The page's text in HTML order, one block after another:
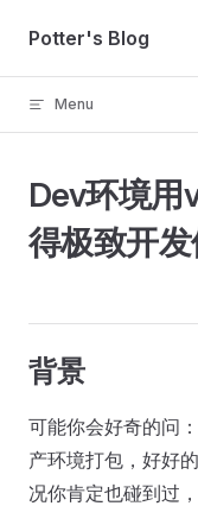
Skip to content
Potter's Blog
Menu
Dev环境
得极致开
背景
可能你会好奇的问
产环境打包，好好
况你肯定也碰到过